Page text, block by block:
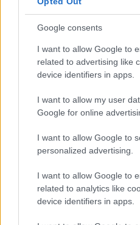
Google consents
I want to allow Google to
related to advertising like
device identifiers in apps.
I want to allow my user
Google for online
I want to allow Google to
personalized advertising.
I want to allow Google to
related to analytics like
device identifiers in apps.